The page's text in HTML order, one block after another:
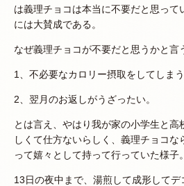
は義理チョコは本当に不要だと思って
には大賛成である。
なぜ義理チョコが不要だと思うかと言
1、不必要なカロリー摂取をしてしま
2、翌月のお返しがうざったい。
とは言え、やはり我が家の小学生と高
しくて仕方ないらしく、義理チョコ
って嬉々として持って行っていた様子。
13日の夜中まで、湯煎して成形してデ